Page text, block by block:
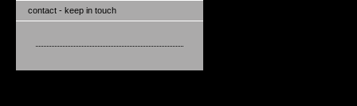
contact - keep in touch